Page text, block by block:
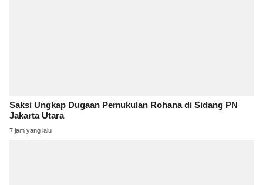
Saksi Ungkap Dugaan Pemukulan Rohana di Sidang PN
Jakarta Utara
7 jam yang lalu